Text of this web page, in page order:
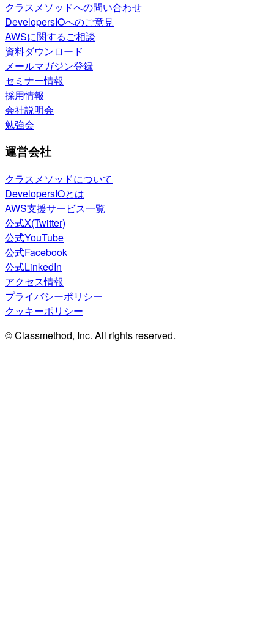
クラスメソッドへの問い合わせ
DevelopersIOへのご意見
AWSに関するご相談
資料ダウンロード
メールマガジン登録
セミナー情報
採用情報
会社説明会
勉強会
運営会社
クラスメソッドについて
DevelopersIOとは
AWS支援サービス一覧
公式X(Twitter)
公式YouTube
公式Facebook
公式LinkedIn
アクセス情報
プライバシーポリシー
クッキーポリシー
© Classmethod, Inc. All rights reserved.